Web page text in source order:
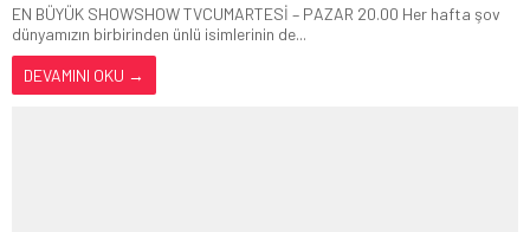
EN BÜYÜK SHOWSHOW TVCUMARTESİ – PAZAR 20.00 Her hafta şov
dünyamızın birbirinden ünlü isimlerinin de...
DEVAMINI OKU →